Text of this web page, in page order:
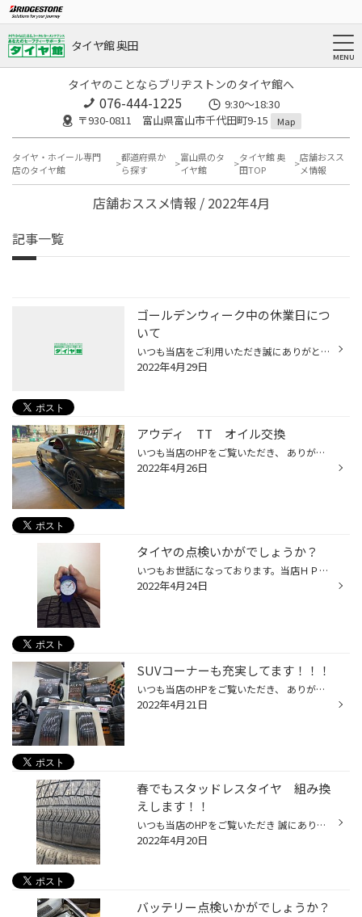
タイヤ館 奥田
タイヤのことならブリヂストンのタイヤ館へ
076-444-1225
9:30～18:30
〒930-0811 富山県富山市千代田町9-15
Map
タイヤ・ホイール専門
店のタイヤ館
都道府県か
ら探す
富山県のタ
イヤ館
タイヤ館 奥
田TOP
店舗おスス
メ情報
店舗おススメ情報 / 2022年4月
記事一覧
ゴールデンウィーク中の休業日につ
いて
いつも当店をご利用いただき誠にありがとうございます。 当店は5/3（火）～5/5（木）までの間、休業とさせていただきます。 5/6(金)よりは通常どうりの営業とさせていただきます。 何卒ご了承の程よろしくお願いいたします。
2022年4月29日
アウディ TT オイル交換
いつも当店のHPをご覧いただき、 ありがとうございます(*^▽^*) \ \ 今回のご紹介は コチラ / / / / AUDI TT のオイル交換 \ \ をしました!(^^)! 輸入車のエレメントは在庫をしていないものも多く、 今回もお取り寄せの間お待ちいただきましたが もちろん輸入車のオイル交換も承っておりますので お...
2022年4月26日
タイヤの点検いかがでしょうか？
いつもお世話になっております。当店ＨＰをご覧いただきありがとうございます(*^^*) 4月も残すところあと一週間となりゴールデンウイークが近づいていますね。 ゴールデンウイークが終わると次は梅雨の時期が近づいてきます… 溝の少なくなった夏タイヤで雨でぬれた路面を走行することも停止するまで...
2022年4月24日
SUVコーナーも充実してます！！！
いつも当店のHPをご覧いただき、 ありがとうございます(^^♪ \ \本日のご紹介は、充実したSUVコーナー/ / アナタのお車にピッタリのタイヤを選べるよう、 マッチングカタログもご用意しております( *´艸｀) ぜひ一度、ご来店下さい！！！
2022年4月21日
春でもスタッドレスタイヤ 組み換
えします！！
いつも当店のHPをご覧いただき 誠にありがとうございます。 最近は汗ばむほど暑い日もあるくらい 春らしくなってきましたね(*^▽^*) \ \ 本日のご紹介は コチラ / / / / スタッドレスタイヤの新品組替え \ \ です♪!(^^)!♪ 「え…春になったばかりなのに、もう？？(´・ω・)」 と思われるかもしれません...
2022年4月20日
バッテリー点検いかがでしょうか？